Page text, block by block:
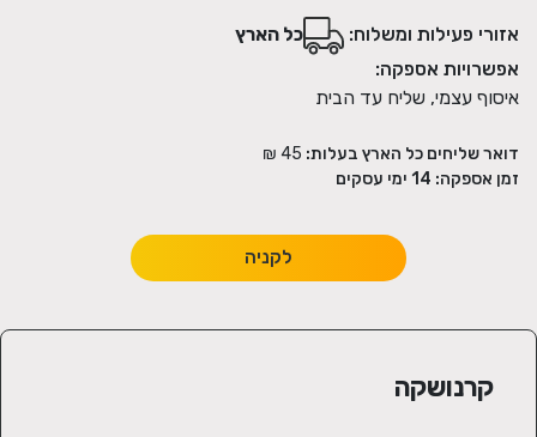
אזורי פעילות ומשלוח:
כל הארץ
אפשרויות אספקה:
איסוף עצמי, שליח עד הבית
דואר שליחים כל הארץ בעלות:
זמן אספקה: 14 ימי עסקים
לקניה
קרנושקה